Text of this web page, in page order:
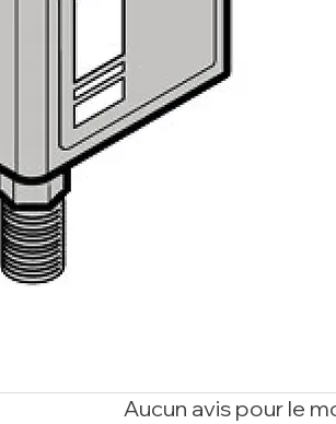
Aucun avis pour le